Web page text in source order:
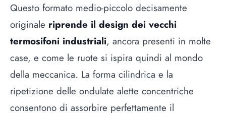
Questo formato medio-piccolo decisamente
originale riprende il design dei vecchi
termosifoni industriali, ancora presenti in molte
case, e come le ruote si ispira quindi al mondo
della meccanica. La forma cilindrica e la
ripetizione delle ondulate alette concentriche
consentono di assorbire perfettamente il